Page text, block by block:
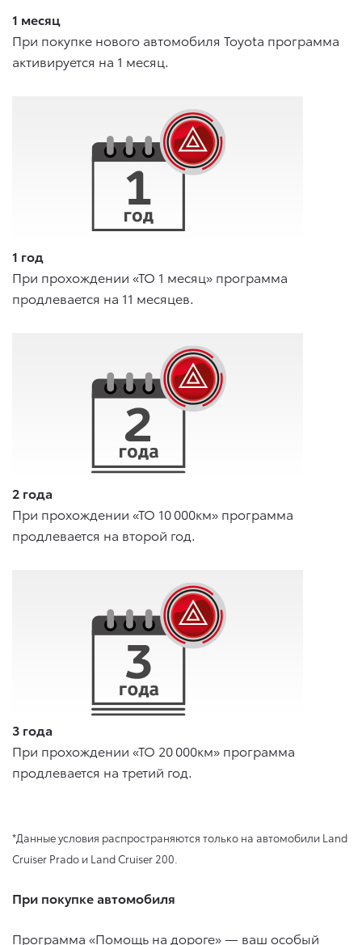
1 месяц
При покупке нового автомобиля Toyota программа
активируется на 1 месяц.
1 год
При прохождении «ТО 1 месяц» программа
продлевается на 11 месяцев.
2 года
При прохождении «ТО 10 000км» программа
продлевается на второй год.
3 года
При прохождении «ТО 20 000км» программа
продлевается на третий год.
*Данные условия распространяются только на автомобили Land
Cruiser Prado и Land Cruiser 200.
При покупке автомобиля
Программа «Помощь на дороге» — ваш особый